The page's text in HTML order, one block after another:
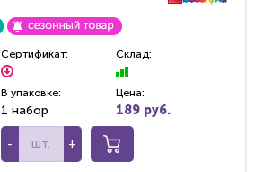
Сертификат: Склад:
В упаковке:
1 набор
Цена:
189 руб.
- +